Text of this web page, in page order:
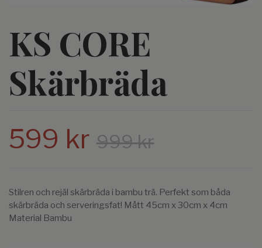
KS CORE
Skärbräda
599 kr 999 kr
Stilren och rejäl skärbräda i bambu trä. Perfekt som båda
skärbräda och serveringsfat! Mått 45cm x 30cm x 4cm
Material Bambu